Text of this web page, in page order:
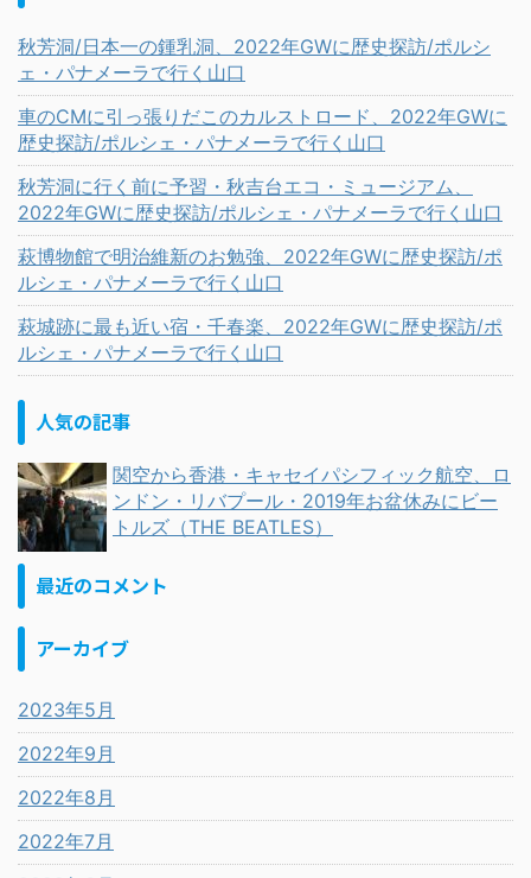
秋芳洞/日本一の鍾乳洞、2022年GWに歴史探訪/ポルシ
ェ・パナメーラで行く山口
車のCMに引っ張りだこのカルストロード、2022年GWに
歴史探訪/ポルシェ・パナメーラで行く山口
秋芳洞に行く前に予習・秋吉台エコ・ミュージアム、
2022年GWに歴史探訪/ポルシェ・パナメーラで行く山口
萩博物館で明治維新のお勉強、2022年GWに歴史探訪/ポ
ルシェ・パナメーラで行く山口
萩城跡に最も近い宿・千春楽、2022年GWに歴史探訪/ポ
ルシェ・パナメーラで行く山口
人気の記事
関空から香港・キャセイパシフィック航空、ロ
ンドン・リバプール・2019年お盆休みにビー
トルズ（THE BEATLES）
最近のコメント
アーカイブ
2023年5月
2022年9月
2022年8月
2022年7月